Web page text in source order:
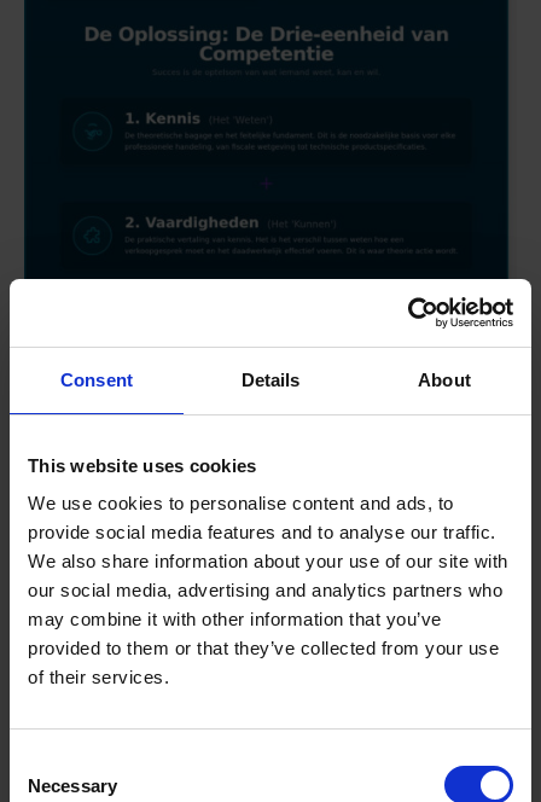
Consent Details About
This website uses cookies
We use cookies to personalise content and ads, to
provide social media features and to analyse our traffic.
We also share information about your use of our site with
our social media, advertising and analytics partners who
may combine it with other information that you’ve
provided to them or that they’ve collected from your use
of their services.
Selection
Necessary